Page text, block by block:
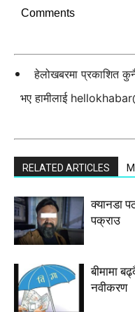
Comments
हेलोखबरमा प्रकाशित
भए हामीलाई
RELATED ARTICLES
क्यानडा
पक्राउ
बीमामा
नवीकरण